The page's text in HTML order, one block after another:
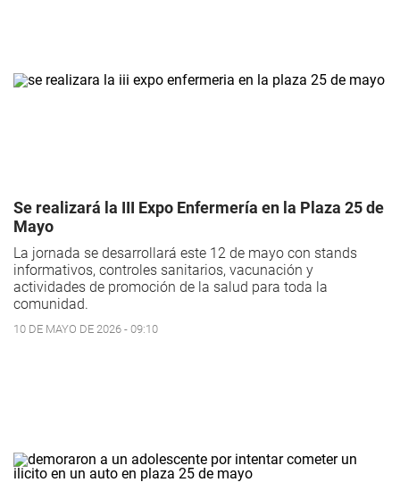
Se realizará la III Expo Enfermería en la Plaza 25 de
Mayo
La jornada se desarrollará este 12 de mayo con stands
informativos, controles sanitarios, vacunación y
actividades de promoción de la salud para toda la
comunidad.
10 DE MAYO DE 2026 - 09:10